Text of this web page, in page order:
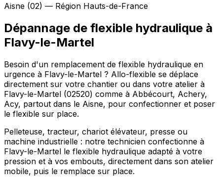
Aisne (02) — Région Hauts-de-France
Dépannage de flexible hydraulique à
Flavy-le-Martel
Besoin d'un remplacement de flexible hydraulique en
urgence à Flavy-le-Martel ? Allo-flexible se déplace
directement sur votre chantier ou dans votre atelier à
Flavy-le-Martel (02520) comme à Abbécourt, Achery,
Acy, partout dans le Aisne, pour confectionner et poser
le flexible sur place.
Pelleteuse, tracteur, chariot élévateur, presse ou
machine industrielle : notre technicien confectionne à
Flavy-le-Martel le flexible hydraulique adapté à votre
pression et à vos embouts, directement dans son atelier
mobile, puis le remplace sur place.